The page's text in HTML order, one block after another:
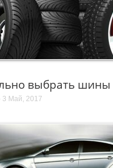
выбрать шины
3 Май, 2017